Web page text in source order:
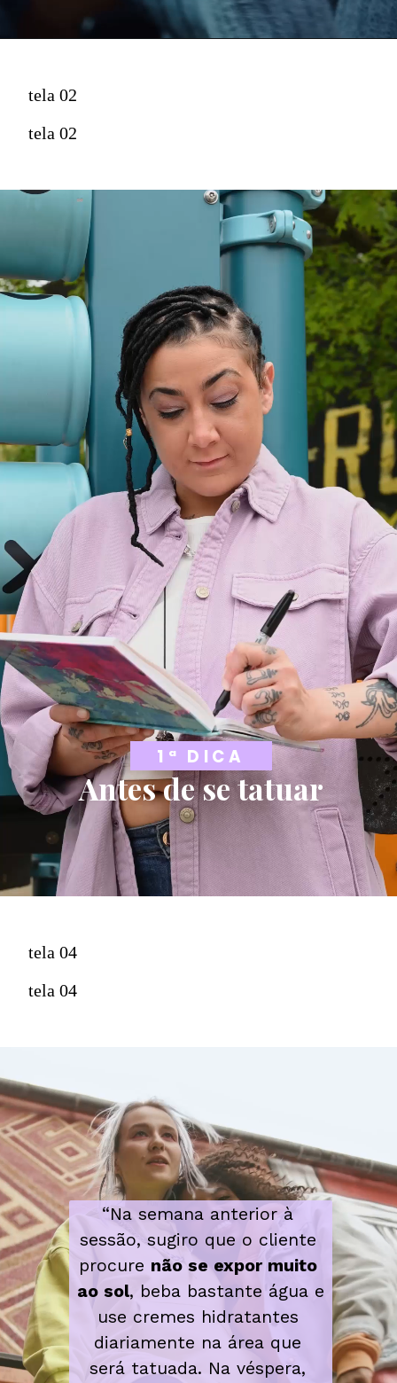
tela 02
tela 02
1ª DICA
Antes de se tatuar
tela 04
tela 04
“Na semana anterior à
sessão, sugiro que o cliente
procure não se expor muito
ao sol, beba bastante água e
use cremes hidratantes
diariamente na área que
será tatuada. Na véspera,